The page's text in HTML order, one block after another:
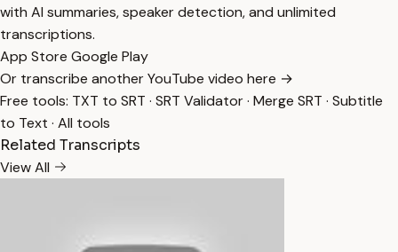
with AI summaries, speaker detection, and unlimited
transcriptions.
App Store Google Play
Or transcribe another YouTube video here →
Free tools: TXT to SRT · SRT Validator· Merge SRT · Subtitle
to Text · All tools
Related Transcripts
View All